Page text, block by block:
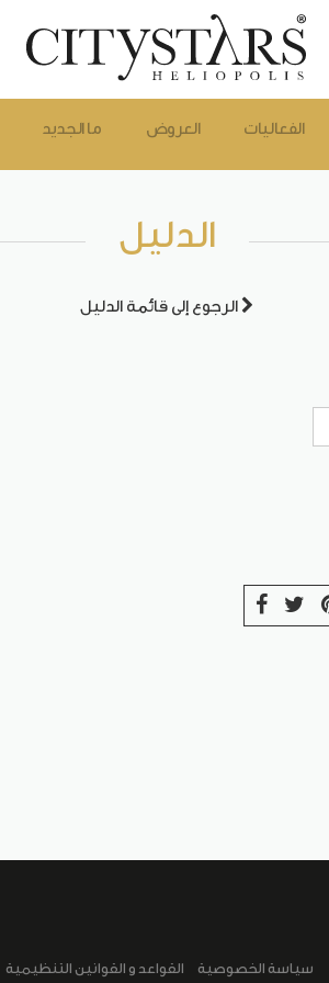
ما الجديد العروض الفعاليات
الدليل
الرجوع إلى قائمة الدليل
القواعد و القوانين التنظيمية سياسة الخصوصية